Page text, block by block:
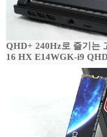
QHD+ 240Hz로 즐기는
16 HX E14WGK-i9